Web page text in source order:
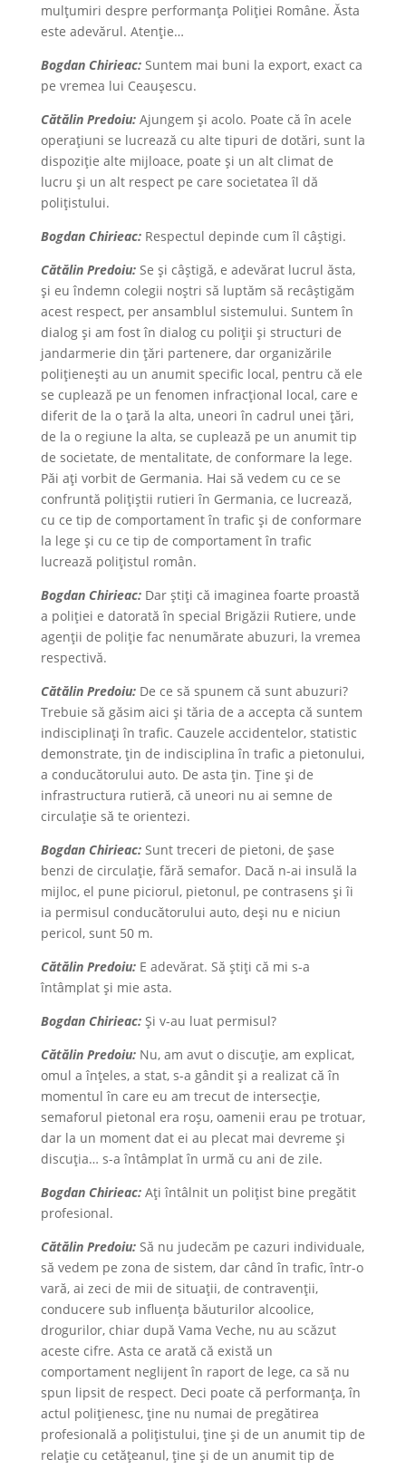
mulțumiri despre performanța Poliției Române. Ăsta
este adevărul. Atenție…
Bogdan Chirieac:Suntem mai buni la export, exact ca
pe vremea lui Ceaușescu.
Cătălin Predoiu:Ajungem și acolo. Poate că în acele
operațiuni se lucrează cu alte tipuri de dotări, sunt la
dispoziție alte mijloace, poate și un alt climat de
lucru și un alt respect pe care societatea îl dă
polițistului.
Bogdan Chirieac:Respectul depinde cum îl câștigi.
Cătălin Predoiu:Se și câștigă, e adevărat lucrul ăsta,
și eu îndemn colegii noștri să luptăm să recâștigăm
acest respect, per ansamblul sistemului. Suntem în
dialog și am fost în dialog cu poliții și structuri de
jandarmerie din țări partenere, dar organizările
polițienești au un anumit specific local, pentru că ele
se cuplează pe un fenomen infracțional local, care e
diferit de la o țară la alta, uneori în cadrul unei țări,
de la o regiune la alta, se cuplează pe un anumit tip
de societate, de mentalitate, de conformare la lege.
Păi ați vorbit de Germania. Hai să vedem cu ce se
confruntă polițiștii rutieri în Germania, ce lucrează,
cu ce tip de comportament în trafic și de conformare
la lege și cu ce tip de comportament în trafic
lucrează polițistul român.
Bogdan Chirieac:Dar știți că imaginea foarte proastă
a poliției e datorată în special Brigăzii Rutiere, unde
agenții de poliție fac nenumărate abuzuri, la vremea
respectivă.
Cătălin Predoiu:De ce să spunem că sunt abuzuri?
Trebuie să găsim aici și tăria de a accepta că suntem
indisciplinați în trafic. Cauzele accidentelor, statistic
demonstrate, țin de indisciplina în trafic a pietonului,
a conducătorului auto. De asta țin. Ține și de
infrastructura rutieră, că uneori nu ai semne de
circulație să te orientezi.
Bogdan Chirieac:Sunt treceri de pietoni, de șase
benzi de circulație, fără semafor. Dacă n-ai insulă la
mijloc, el pune piciorul, pietonul, pe contrasens și îi
ia permisul conducătorului auto, deși nu e niciun
pericol, sunt 50 m.
Cătălin Predoiu:E adevărat. Să știți că mi s-a
întâmplat și mie asta.
Bogdan Chirieac:Și v-au luat permisul?
Cătălin Predoiu:Nu, am avut o discuție, am explicat,
omul a înțeles, a stat, s-a gândit și a realizat că în
momentul în care eu am trecut de intersecție,
semaforul pietonal era roșu, oamenii erau pe trotuar,
dar la un moment dat ei au plecat mai devreme și
discuția… s-a întâmplat în urmă cu ani de zile.
Bogdan Chirieac:Ați întâlnit un polițist bine pregătit
profesional.
Cătălin Predoiu:Să nu judecăm pe cazuri individuale,
să vedem pe zona de sistem, dar când în trafic, într-o
vară, ai zeci de mii de situații, de contravenții,
conducere sub influența băuturilor alcoolice,
drogurilor, chiar după Vama Veche, nu au scăzut
aceste cifre. Asta ce arată că există un
comportament neglijent în raport de lege, ca să nu
spun lipsit de respect. Deci poate că performanța, în
actul polițienesc, ține nu numai de pregătirea
profesională a polițistului, ține și de un anumit tip de
relație cu cetățeanul, ține și de un anumit tip de